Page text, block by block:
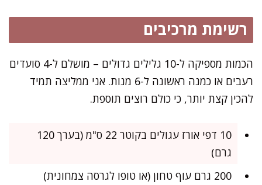
רשימת מרכיבים
הכמות מספיקה ל-10 גלילים גדולים – מושלם ל-4 סועדים
רעבים או כמנה ראשונה ל-6 מנות. אני ממליצה תמיד
להכין קצת יותר, כי כולם רוצים תוספת.
10 דפי אורז עגולים בקוטר 22 ס"מ (בערך 120
גרם)
200 גרם עוף טחון (או טופו לגרסה צמחונית)